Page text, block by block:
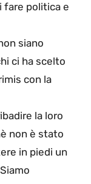
fare politica e
siano
ci ha scelto
con la
la loro
non è stato
in piedi un